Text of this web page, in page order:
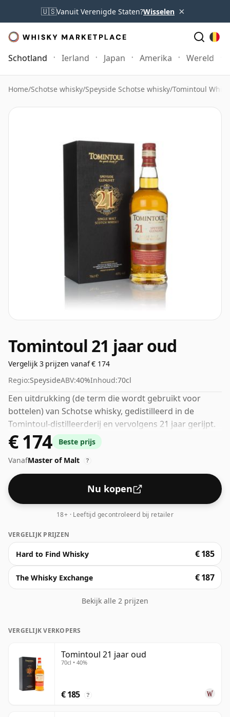
🇺🇸Vanuit Verenigde Staten?Wisselen ×
Schotland Ierland Japan Amerika Wereld
Home/Schotse whisky/Speyside Schotse whisky/Tomintoul
Tomintoul 21 jaar oud
Vergelijk 3 prijzen vanaf € 174
Regio:SpeysideABV:40%Inhoud:70cl
Een uitdrukking (de term die wordt gebruikt voor
bottelen) van Schotse whisky, gedistilleerd in de
Tomintoul-distilleerderij en vervolgens 21 jaar gerijpt.
Het volume (of ABV) van deze whisky is 40 procent, wat
gebruikelijk is voor blended Scotch, hoewel veel single
malts-whisky's tegenwoordig op hogere sterktes
worden gebotteld. De flesgrootte is 70cl.
€ 174
Beste prijs
VanafMaster of Malt ?
Nu kopen
18+ · Leeftijd gecontroleerd bij retailer
VERGELIJK PRIJZEN
Hard to Find Whisky € 185
The Whisky Exchange € 187
Bekijk alle 2 prijzen
VERGELIJK VERKOPERS
Tomintoul 21 jaar oud
70cl • 40%
€ 185 ?